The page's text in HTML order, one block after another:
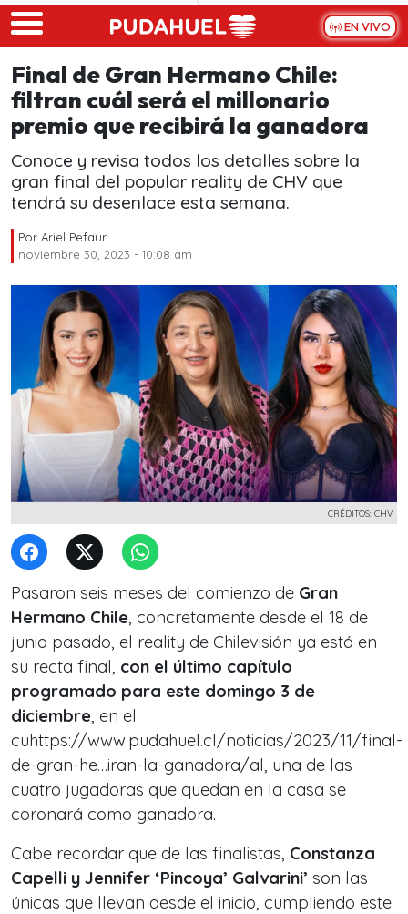
Skip to main content
EN VIVO
Final de Gran Hermano Chile:
filtran cuál será el millonario
premio que recibirá la ganadora
Conoce y revisa todos los detalles sobre la
gran final del popular reality de CHV que
tendrá su desenlace esta semana.
Por Ariel Pefaur
noviembre 30, 2023 - 10:08 am
CRÉDITOS: CHV
Pasaron seis meses del comienzo de Gran
Hermano Chile, concretamente desde el 18 de
junio pasado, el reality de Chilevisión ya está en
su recta final, con el último capítulo
programado para este domingo 3 de
diciembre, en el
cuhttps://www.pudahuel.cl/noticias/2023/11/final-
de-gran-he…iran-la-ganadora/al, una de las
cuatro jugadoras que quedan en la casa se
coronará como ganadora.
Cabe recordar que de las finalistas, Constanza
Capelli y Jennifer ‘Pincoya’ Galvarini’ son las
únicas que llevan desde el inicio, cumpliendo este